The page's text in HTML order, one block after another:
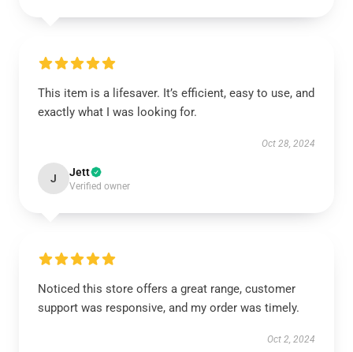
This item is a lifesaver. It’s efficient, easy to use, and
exactly what I was looking for.
Oct 28, 2024
J Jett
Verified owner
Noticed this store offers a great range, customer
support was responsive, and my order was timely.
Oct 2, 2024